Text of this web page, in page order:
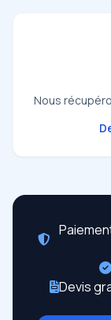
Nous
Devis